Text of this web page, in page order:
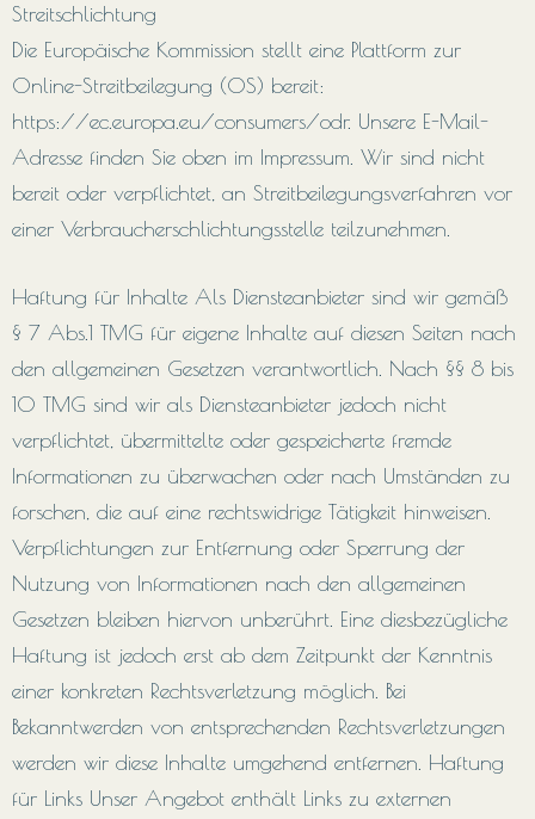
Streitschlichtung
Die Europäische Kommission stellt eine Plattform zur
Online-Streitbeilegung (OS) bereit:
https://ec.europa.eu/consumers/odr. Unsere E-Mail-
Adresse finden Sie oben im Impressum. Wir sind nicht
bereit oder verpflichtet, an Streitbeilegungsverfahren vor
einer Verbraucherschlichtungsstelle teilzunehmen.
Haftung für Inhalte Als Diensteanbieter sind wir gemäß
§ 7 Abs.1 TMG für eigene Inhalte auf diesen Seiten nach
den allgemeinen Gesetzen verantwortlich. Nach §§ 8 bis
10 TMG sind wir als Diensteanbieter jedoch nicht
verpflichtet, übermittelte oder gespeicherte fremde
Informationen zu überwachen oder nach Umständen zu
forschen, die auf eine rechtswidrige Tätigkeit hinweisen.
Verpflichtungen zur Entfernung oder Sperrung der
Nutzung von Informationen nach den allgemeinen
Gesetzen bleiben hiervon unberührt. Eine diesbezügliche
Haftung ist jedoch erst ab dem Zeitpunkt der Kenntnis
einer konkreten Rechtsverletzung möglich. Bei
Bekanntwerden von entsprechenden Rechtsverletzungen
werden wir diese Inhalte umgehend entfernen. Haftung
für Links Unser Angebot enthält Links zu externen